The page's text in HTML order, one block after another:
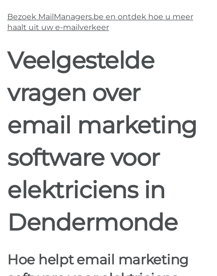
Bezoek MailManagers.be en ontdek hoe u meer
haalt uit uw e-mailverkeer
Veelgestelde
vragen over
email marketing
software voor
elektriciens in
Dendermonde
Hoe helpt email marketing